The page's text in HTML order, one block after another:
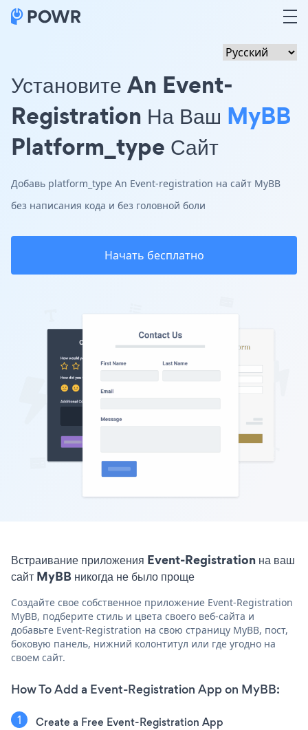
Установите An Event-
Registration На Ваш MyBB
Platform_type Сайт
Добавь platform_type An Event-registration на сайт MyBB
без написания кода и без головной боли
Начать бесплатно
Встраивание приложения Event-Registration на ваш
сайт MyBB никогда не было проще
Создайте свое собственное приложение Event-Registration
MyBB, подберите стиль и цвета своего веб-сайта и
добавьте Event-Registration на свою страницу MyBB, пост,
боковую панель, нижний колонтитул или где угодно на
своем сайт.
How To Add a Event-Registration App on MyBB:
Create a Free Event-Registration App